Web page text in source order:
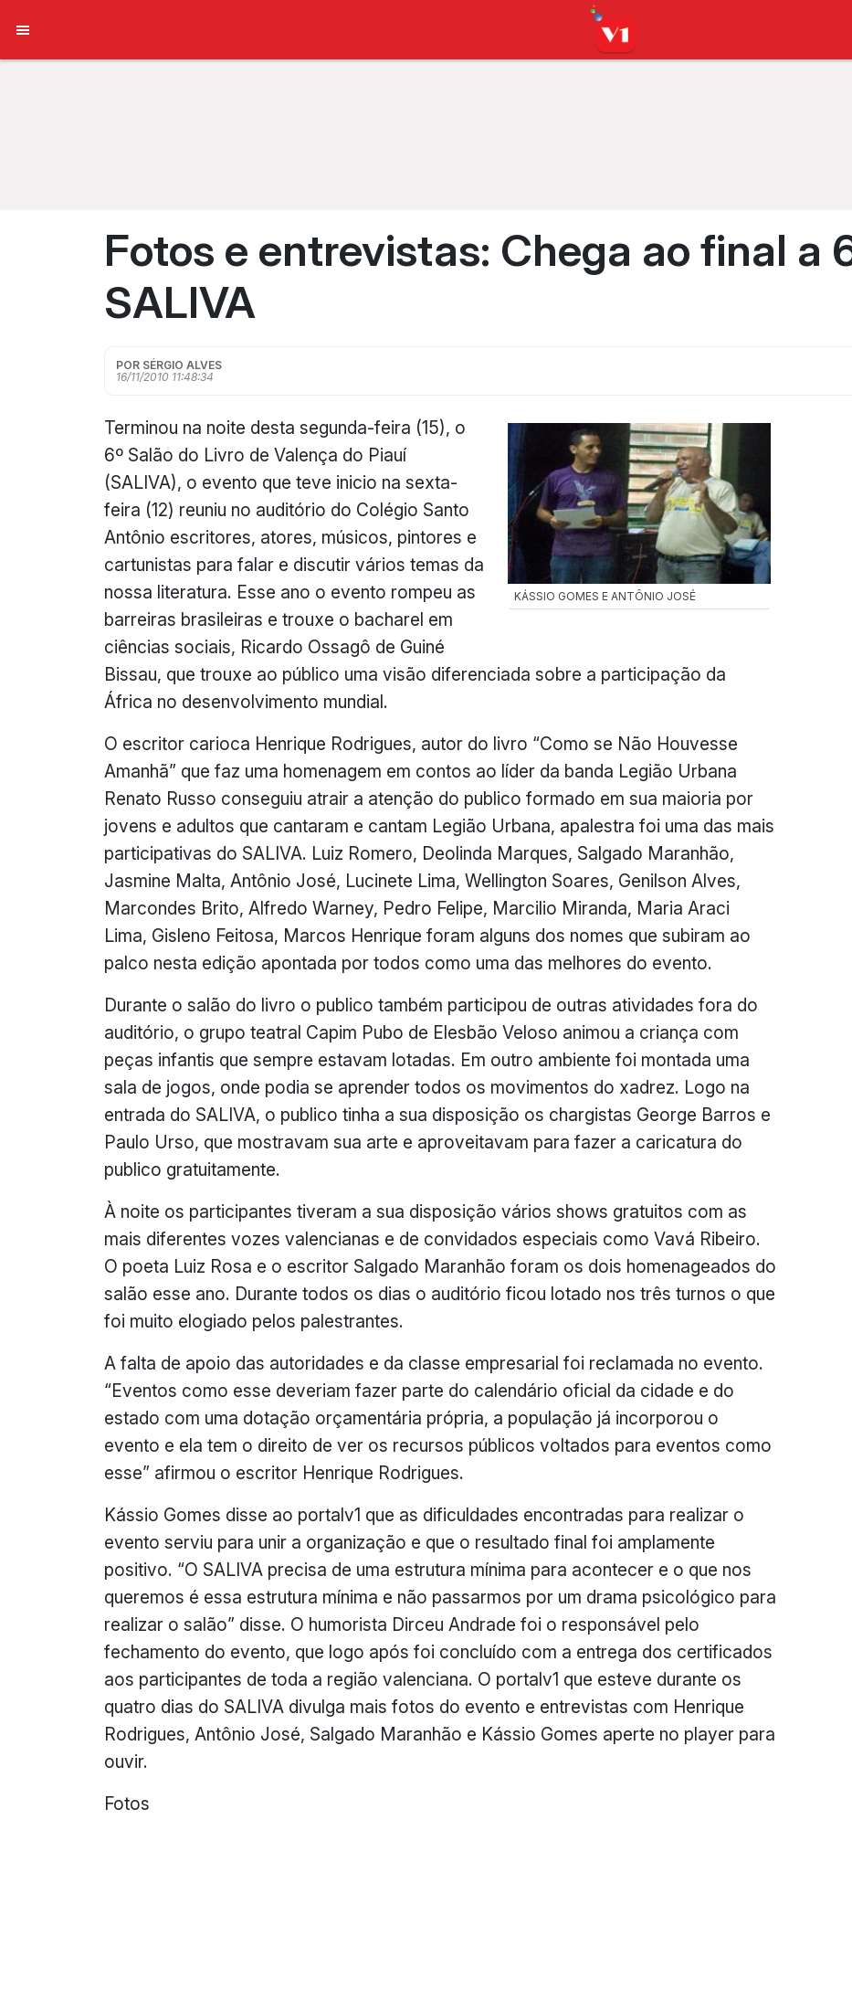
Fotos e entrevistas: Chega ao final a
SALIVA
POR SÉRGIO ALVES
16/11/2010 11:48:34
KÁSSIO GOMES E ANTÔNIO JOSÉ
Terminou na noite desta segunda-feira (15), o
6º Salão do Livro de Valença do Piauí
(SALIVA), o evento que teve inicio na sexta-
feira (12) reuniu no auditório do Colégio Santo
Antônio escritores, atores, músicos, pintores e
cartunistas para falar e discutir vários temas da
nossa literatura. Esse ano o evento rompeu as
barreiras brasileiras e trouxe o bacharel em
ciências sociais, Ricardo Ossagô de Guiné
Bissau, que trouxe ao público uma visão diferenciada sobre a participação da
África no desenvolvimento mundial.
O escritor carioca Henrique Rodrigues, autor do livro “Como se Não Houvesse
Amanhã” que faz uma homenagem em contos ao líder da banda Legião Urbana
Renato Russo conseguiu atrair a atenção do publico formado em sua maioria por
jovens e adultos que cantaram e cantam Legião Urbana, apalestra foi uma das mais
participativas do SALIVA. Luiz Romero, Deolinda Marques, Salgado Maranhão,
Jasmine Malta, Antônio José, Lucinete Lima, Wellington Soares, Genilson Alves,
Marcondes Brito, Alfredo Warney, Pedro Felipe, Marcilio Miranda, Maria Araci
Lima, Gisleno Feitosa, Marcos Henrique foram alguns dos nomes que subiram ao
palco nesta edição apontada por todos como uma das melhores do evento.
Durante o salão do livro o publico também participou de outras atividades fora do
auditório, o grupo teatral Capim Pubo de Elesbão Veloso animou a criança com
peças infantis que sempre estavam lotadas. Em outro ambiente foi montada uma
sala de jogos, onde podia se aprender todos os movimentos do xadrez. Logo na
entrada do SALIVA, o publico tinha a sua disposição os chargistas George Barros e
Paulo Urso, que mostravam sua arte e aproveitavam para fazer a caricatura do
publico gratuitamente.
À noite os participantes tiveram a sua disposição vários shows gratuitos com as
mais diferentes vozes valencianas e de convidados especiais como Vavá Ribeiro.
O poeta Luiz Rosa e o escritor Salgado Maranhão foram os dois homenageados do
salão esse ano. Durante todos os dias o auditório ficou lotado nos três turnos o que
foi muito elogiado pelos palestrantes.
A falta de apoio das autoridades e da classe empresarial foi reclamada no evento.
“Eventos como esse deveriam fazer parte do calendário oficial da cidade e do
estado com uma dotação orçamentária própria, a população já incorporou o
evento e ela tem o direito de ver os recursos públicos voltados para eventos como
esse” afirmou o escritor Henrique Rodrigues.
Kássio Gomes disse ao portalv1 que as dificuldades encontradas para realizar o
evento serviu para unir a organização e que o resultado final foi amplamente
positivo. “O SALIVA precisa de uma estrutura mínima para acontecer e o que nos
queremos é essa estrutura mínima e não passarmos por um drama psicológico para
realizar o salão” disse. O humorista Dirceu Andrade foi o responsável pelo
fechamento do evento, que logo após foi concluído com a entrega dos certificados
aos participantes de toda a região valenciana. O portalv1 que esteve durante os
quatro dias do SALIVA divulga mais fotos do evento e entrevistas com Henrique
Rodrigues, Antônio José, Salgado Maranhão e Kássio Gomes aperte no player para
ouvir.
Fotos